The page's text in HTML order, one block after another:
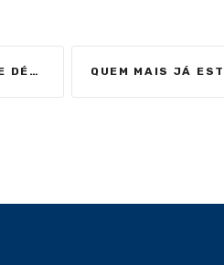
EM 2026